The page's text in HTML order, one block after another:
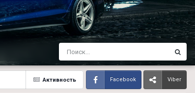
Активность Facebook Viber